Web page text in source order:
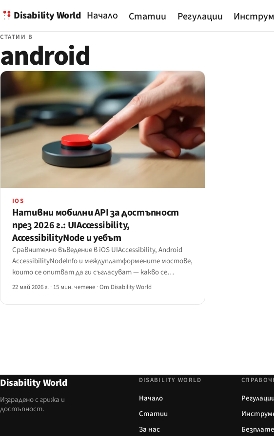
Disability World Начало Статии Регулации
СТАТИИ В
android
IOS
Нативни мобилни API за достъпност
през 2026 г.: UIAccessibility,
AccessibilityNode и уебът
Сравнително въведение в iOS UIAccessibility, Android
AccessibilityNodeInfo и междуплатформените мостове,
които се опитват да ги съгласуват — какво се
картографира чисто, какво не, и къде се вписва
22 май 2026 г. · 15 мин. четене ·От Disability World
Disability World
Изградено с грижа и
достъпност.
DISABILITY WORLD
Начало
Статии
За нас
Регулации